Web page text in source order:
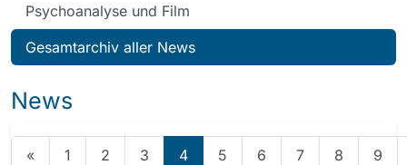
Psychoanalyse und Film
Gesamtarchiv aller News
News
« 1 2 3 4 5 6 7 8 9